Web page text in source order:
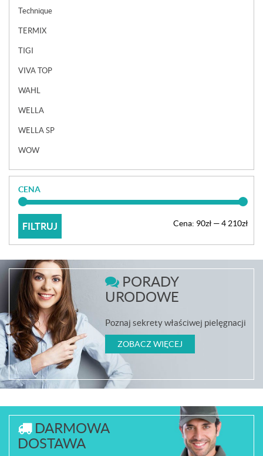
Technique
TERMIX
TIGI
VIVA TOP
WAHL
WELLA
WELLA SP
WOW
CENA
FILTRUJ Cena: 90zł —4 210zł
PORADY
URODOWE
Poznaj sekrety właściwej pielęgnacji
ZOBACZ WIĘCEJ
DARMOWA
DOSTAWA